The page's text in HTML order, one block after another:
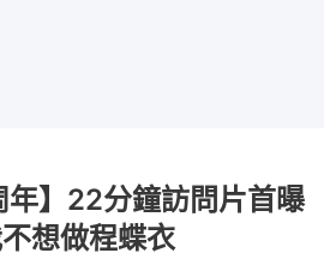
年】22分鐘訪問片首曝
想做程蝶衣